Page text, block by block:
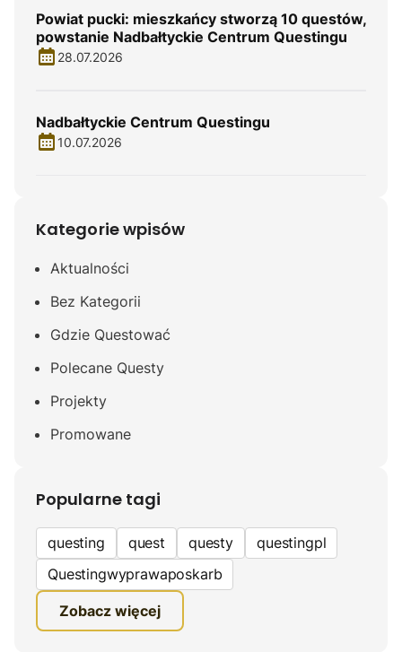
Powiat pucki: mieszkańcy stworzą 10 questów,
powstanie Nadbałtyckie Centrum Questingu
28.07.2026
Nadbałtyckie Centrum Questingu
10.07.2026
Kategorie wpisów
Aktualności
Bez Kategorii
Gdzie Questować
Polecane Questy
Projekty
Promowane
Popularne tagi
questing quest questy
questingpl
Questingwyprawaposkarb
edukacyjna gra terenowa
fundacja questingu
Zobacz więcej